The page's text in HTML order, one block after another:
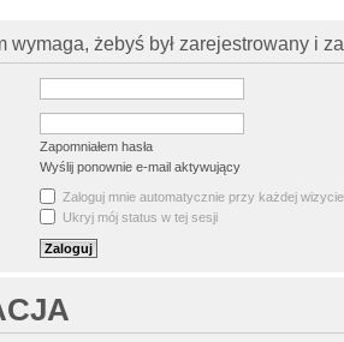
wymaga, żebyś był zarejestrowany i
Zapomniałem hasła
Wyślij ponownie e-mail aktywujący
Zaloguj mnie automatycznie przy każdej wizycie
Ukryj mój status w tej sesji